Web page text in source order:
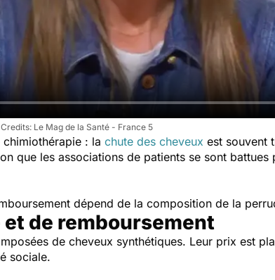
Le Mag de la Santé - France 5
: la chute des cheveux est souvent
que les associations de patients se sont
dépend de la composition de la
de remboursement
de cheveux synthétiques. Leur prix est
sociale.